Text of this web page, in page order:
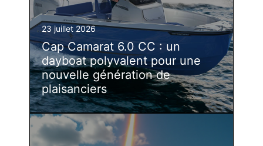
23 juillet 2026
Cap Camarat 6.0 CC : un
dayboat polyvalent pour une
nouvelle génération de
plaisanciers